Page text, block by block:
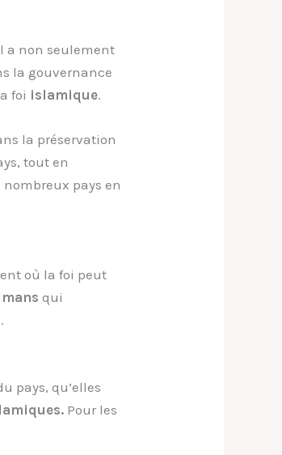
a non seulement
la gouvernance
foi islamique.
la préservation
tout en
pays en
où la foi peut
qui
pays, qu’elles
Pour les